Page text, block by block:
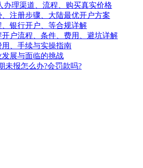
办理渠道、流程、购买真实价格
注册步骤、大陆最优开户方案
银行开户、等合规详解
户流程、条件、费用、避坑详解
、手续与实操指南
展与面临的挑战
未报怎么办?会罚款吗?